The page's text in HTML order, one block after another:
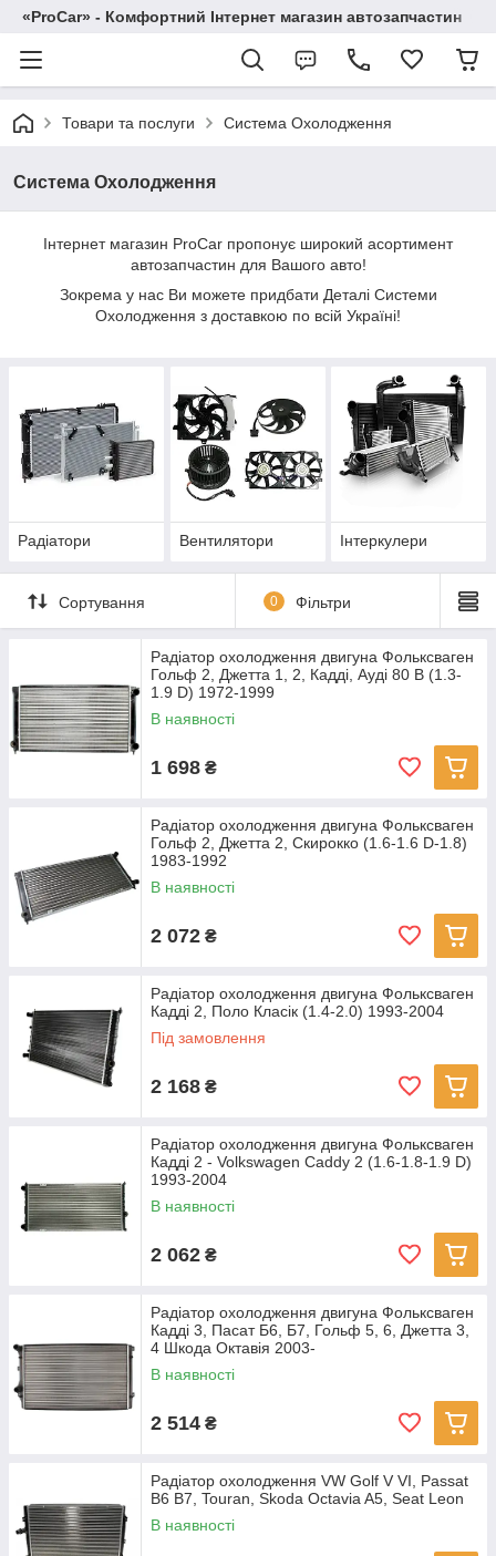
«ProCar» - Комфортний Інтернет магазин автозапчастин
Товари та послуги Система Охолодження
Система Охолодження
Інтернет магазин ProCar пропонує широкий асортимент
автозапчастин для Вашого авто!
Зокрема у нас Ви можете придбати Деталі Системи
Охолодження з доставкою по всій Україні!
Радіатори Вентилятори Інтеркулери
Сортування 0 Фільтри
Радіатор охолодження двигуна Фольксваген
Гольф 2, Джетта 1, 2, Кадді, Ауді 80 В (1.3-
1.9 D) 1972-1999
В наявності
1 698 ₴
Радіатор охолодження двигуна Фольксваген
Гольф 2, Джетта 2, Скирокко (1.6-1.6 D-1.8)
1983-1992
В наявності
2 072 ₴
Радіатор охолодження двигуна Фольксваген
Кадді 2, Поло Класік (1.4-2.0) 1993-2004
Під замовлення
2 168 ₴
Радіатор охолодження двигуна Фольксваген
Кадді 2 - Volkswagen Caddy 2 (1.6-1.8-1.9 D)
1993-2004
В наявності
2 062 ₴
Радіатор охолодження двигуна Фольксваген
Кадді 3, Пасат Б6, Б7, Гольф 5, 6, Джетта 3,
4 Шкода Октавія 2003-
В наявності
2 514 ₴
Радіатор охолодження VW Golf V VI, Passat
B6 B7, Touran, Skoda Octavia A5, Seat Leon
В наявності